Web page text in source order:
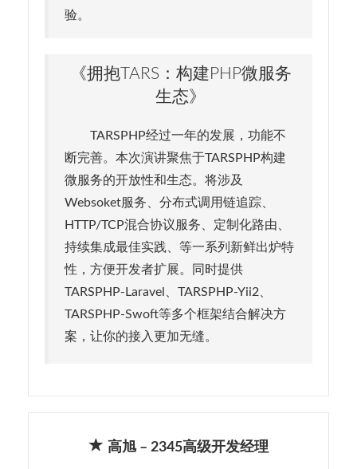
验。
《拥抱TARS：构建PHP微服务
生态》
TARSPHP经过一年的发展，功能不
断完善。本次演讲聚焦于TARSPHP构建
微服务的开放性和生态。将涉及
Websoket服务、分布式调用链追踪、
HTTP/TCP混合协议服务、定制化路由、
持续集成最佳实践、等一系列新鲜出炉特
性，方便开发者扩展。同时提供
TARSPHP-Laravel、TARSPHP-Yii2、
TARSPHP-Swoft等多个框架结合解决方
案，让你的接入更加无缝。
高旭 – 2345高级开发经理